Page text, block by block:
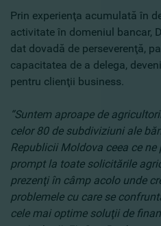
Prin experienţa acumulată în
activitate în domeniul bancar,
dat dovadă de perseverenţă,
capacitatea de a delega,
pentru clienţii business.
“Suntem aproape de
celor 80 de subdiviziuni ale
Republicii Moldova ceea ce
prompt la toate solicitările
prezenţi în câmp acolo unde
problemele cu care se
cele mai optime soluţii de